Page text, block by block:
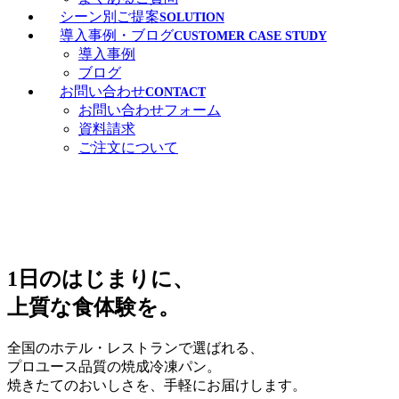
シーン別ご提案SOLUTION
導入事例・ブログCUSTOMER CASE STUDY
導入事例
ブログ
お問い合わせCONTACT
お問い合わせフォーム
資料請求
ご注文について
1日のはじまりに、
上質な食体験を。
全国のホテル・レストランで選ばれる、
プロユース品質の焼成冷凍パン。
焼きたてのおいしさを、手軽にお届けします。